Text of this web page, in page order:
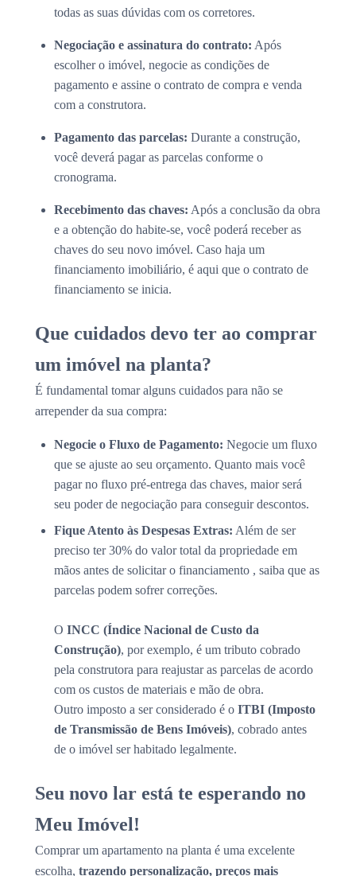
todas as suas dúvidas com os corretores.
Negociação e assinatura do contrato: Após
escolher o imóvel, negocie as condições de
pagamento e assine o contrato de compra e venda
com a construtora.
Pagamento das parcelas: Durante a construção,
você deverá pagar as parcelas conforme o
cronograma.
Recebimento das chaves: Após a conclusão da obra
e a obtenção do habite-se, você poderá receber as
chaves do seu novo imóvel. Caso haja um
financiamento imobiliário, é aqui que o contrato de
financiamento se inicia.
Que cuidados devo ter ao comprar
um imóvel na planta?
É fundamental tomar alguns cuidados para não se
arrepender da sua compra:
Negocie o Fluxo de Pagamento: Negocie um fluxo
que se ajuste ao seu orçamento. Quanto mais você
pagar no fluxo pré-entrega das chaves, maior será
seu poder de negociação para conseguir descontos.
Fique Atento às Despesas Extras: Além de ser
preciso ter 30% do valor total da propriedade em
mãos antes de solicitar o financiamento , saiba que as
parcelas podem sofrer correções.
O INCC (Índice Nacional de Custo da
Construção), por exemplo, é um tributo cobrado
pela construtora para reajustar as parcelas de acordo
com os custos de materiais e mão de obra.
Outro imposto a ser considerado é o ITBI (Imposto
de Transmissão de Bens Imóveis), cobrado antes
de o imóvel ser habitado legalmente.
Seu novo lar está te esperando no
Meu Imóvel!
Comprar um apartamento na planta é uma excelente
escolha, trazendo personalização, preços mais